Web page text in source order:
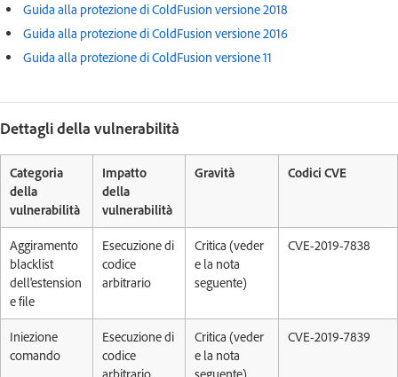
Guida alla protezione di ColdFusion versione 2018
Guida alla protezione di ColdFusion versione 2016
Guida alla protezione di ColdFusion versione 11
Dettagli della vulnerabilità
Categoria
della
vulnerabilità
Impatto
della
vulnerabilità
Gravità Codici CVE
Aggiramento
blacklist
dell'estension
e file
Esecuzione di
codice
arbitrario
Critica (veder
e la nota
seguente)
CVE-2019-7838
Iniezione
comando
Esecuzione di
codice
Critica (veder
e la nota
CVE-2019-7839